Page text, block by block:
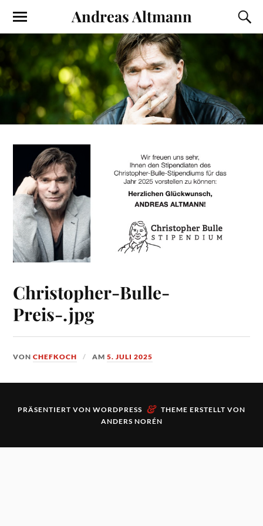
Andreas Altmann
Christopher-Bulle-
Preis-.jpg
VONCHEFKOCH AM5. JULI 2025
PRÄSENTIERT VON WORDPRESS & THEME ERSTELLT VON
ANDERS NORÉN